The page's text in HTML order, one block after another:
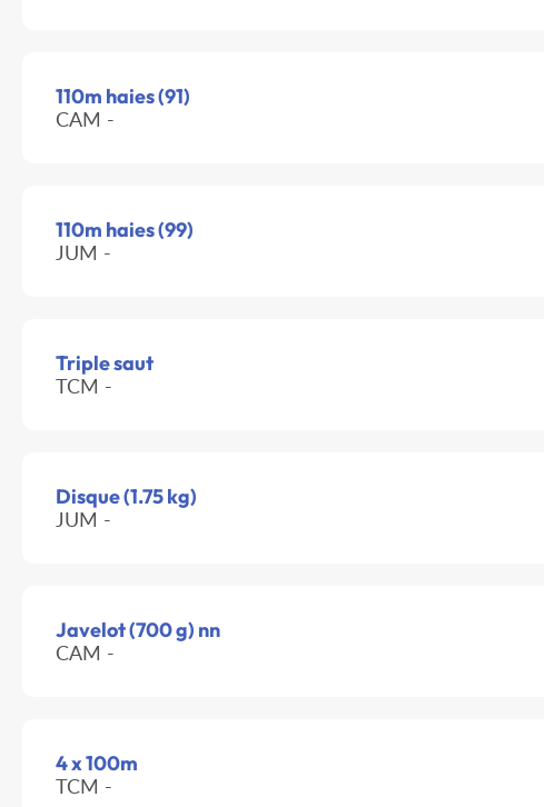
110m haies (91)
CAM -
110m haies (99)
JUM -
Triple saut
TCM -
Disque (1.75 kg)
JUM -
Javelot (700 g) nn
CAM -
4 x 100m
TCM -